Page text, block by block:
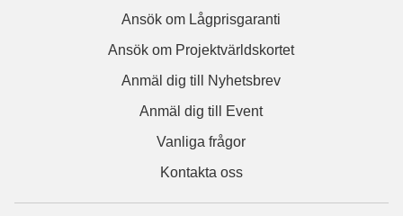
Ansök om Lågprisgaranti
Ansök om Projektvärldskortet
Anmäl dig till Nyhetsbrev
Anmäl dig till Event
Vanliga frågor
Kontakta oss